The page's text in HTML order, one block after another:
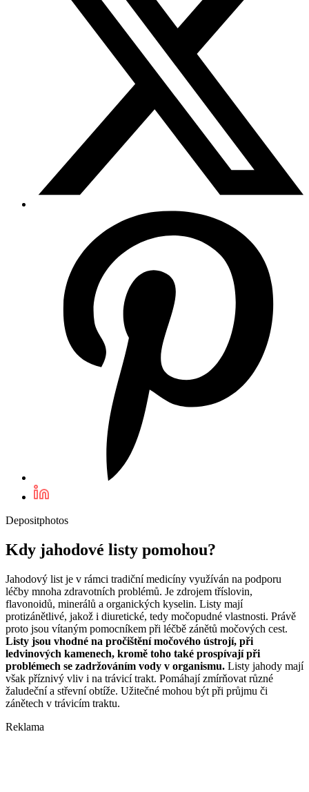
Depositphotos
Kdy jahodové listy pomohou?
Jahodový list je v rámci tradiční medicíny využíván na podporu
léčby mnoha zdravotních problémů. Je zdrojem tříslovin,
flavonoidů, minerálů a organických kyselin. Listy mají
protizánětlivé, jakož i diuretické, tedy močopudné vlastnosti. Právě
proto jsou vítaným pomocníkem při léčbě zánětů močových cest.
Listy jsou vhodné na pročištění močového ústrojí, při
ledvinových kamenech, kromě toho také prospívají při
problémech se zadržováním vody v organismu. Listy jahody mají
však příznivý vliv i na trávicí trakt. Pomáhají zmírňovat různé
žaludeční a střevní obtíže. Užitečné mohou být při průjmu či
zánětech v trávicím traktu.
Reklama